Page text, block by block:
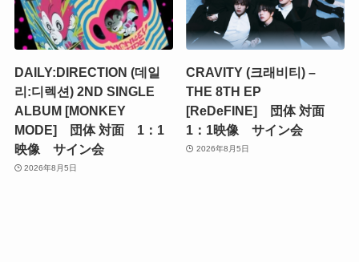
DAILY:DIRECTION (데일
리:디렉션) 2ND SINGLE
ALBUM [MONKEY
MODE] 団体 対面 1：1
映像 サイン会
2026年8月5日
CRAVITY (크래비티) –
THE 8TH EP
[ReDeFINE] 団体 対面
1：1映像 サイン会
2026年8月5日